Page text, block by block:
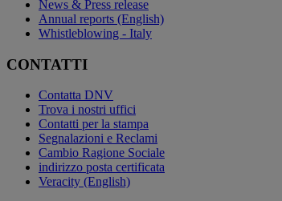
News & Press release
Annual reports (English)
Whistleblowing - Italy
CONTATTI
Contatta DNV
Trova i nostri uffici
Contatti per la stampa
Segnalazioni e Reclami
Cambio Ragione Sociale
indirizzo posta certificata
Veracity (English)